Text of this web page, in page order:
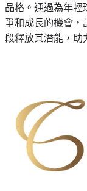
品格。通過為年
爭和成長的機會，
段釋放其潛能，助